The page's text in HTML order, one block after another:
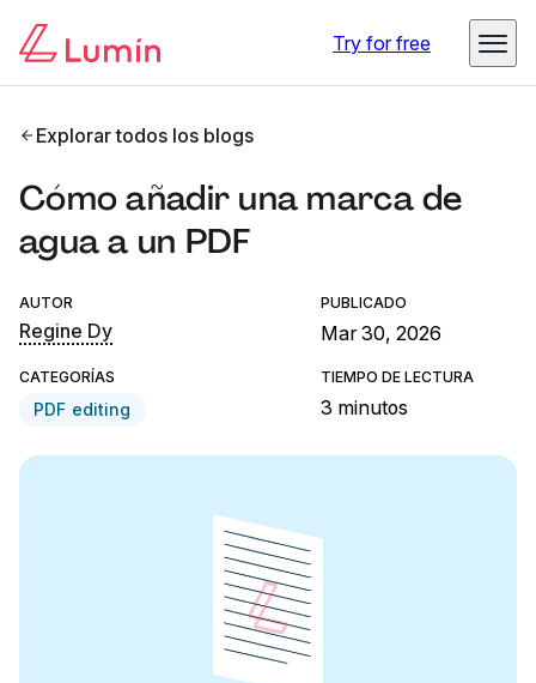
Try for free
Explorar todos los blogs
Cómo añadir una marca de
agua a un PDF
AUTOR
Regine Dy
PUBLICADO
Mar 30, 2026
CATEGORÍAS
PDF editing
TIEMPO DE LECTURA
3 minutos